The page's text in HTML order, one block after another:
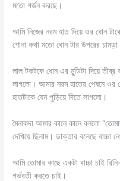
মতো গর্জন করছে।
আমি নিজের নরম হাত দিয়ে ওর ধোন
শোনা কথা মতো ধোন টার উপরের চামড়া
লাল টকটকে ধোন এর মুন্ডিটা দিয়ে
লাগলো। আমার নরম হাতের পেষনে ওর
হাতটাকে যেন পুড়িয়ে দিতে লাগলো।
মৈনাকদা আমার কানে কানে বললো
দেখিয়ে ছিলাম। ডাক্তার বলেছে বাচ্চা
আমি তোমার কাছে একটা বাচ্চা চাই
গর্ভবতী করতে চাই।